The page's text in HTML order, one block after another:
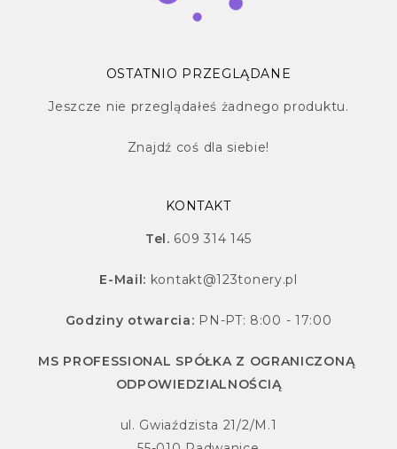
OSTATNIO PRZEGLĄDANE
Jeszcze nie przeglądałeś żadnego produktu.
Znajdź coś dla siebie!
KONTAKT
Tel. 609 314 145
E-Mail: kontakt@123tonery.pl
Godziny otwarcia: PN-PT: 8:00 - 17:00
MS PROFESSIONAL SPÓŁKA Z OGRANICZONĄ
ODPOWIEDZIALNOŚCIĄ
ul. Gwiaździsta 21/2/M.1